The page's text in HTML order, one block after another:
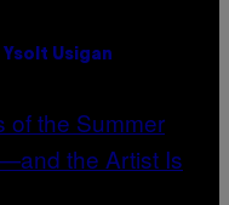
Ysolt Usigan